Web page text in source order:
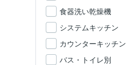
食器洗い乾燥機
システムキッチン
カウンターキッチン
バス・トイレ別